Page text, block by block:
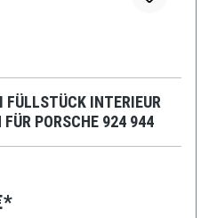
FÜLLSTÜCK INTERIEUR
FÜR PORSCHE 924 944